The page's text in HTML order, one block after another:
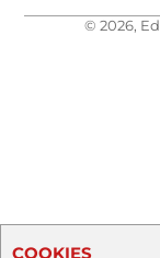
© 2026,
COOKIES